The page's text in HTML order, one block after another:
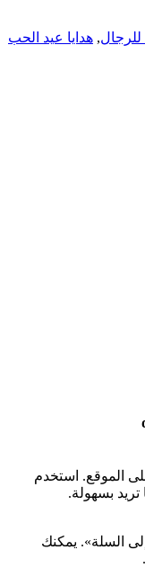
للرجال, هدايا عيد الحب
الموقع. استخدم
بسهولة.
السلة». يمكنك